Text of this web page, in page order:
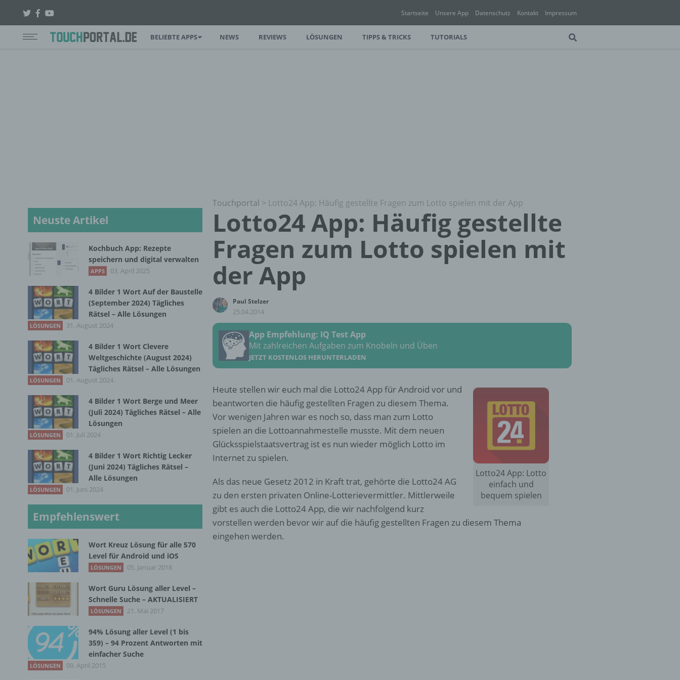
Startseite Unsere App Datenschutz Kontakt Impressum
BELIEBTE APPS NEWS REVIEWS LÖSUNGEN TIPPS & TRICKS TUTORIALS
Touchportal > Lotto24 App: Häufig gestellte Fragen zum Lotto spielen mit der App
Lotto24 App: Häufig gestellte
Fragen zum Lotto spielen mit
der App
Paul Stelzer
25.04.2014
App Empfehlung: IQ Test App
Mit zahlreichen Aufgaben zum Knobeln und Üben
JETZT KOSTENLOS HERUNTERLADEN
Lotto24 App: Lotto
einfach und
bequem spielen
Heute stellen wir euch mal die Lotto24 App für Android vor und
beantworten die häufig gestellten Fragen zu diesem Thema.
Vor wenigen Jahren war es noch so, dass man zum Lotto
spielen an die Lottoannahmestelle musste. Mit dem neuen
Glücksspielstaatsvertrag ist es nun wieder möglich Lotto im
Internet zu spielen.
Als das neue Gesetz 2012 in Kraft trat, gehörte die Lotto24 AG
zu den ersten privaten Online-Lotterievermittler. Mittlerweile
gibt es auch die Lotto24 App, die wir nachfolgend kurz
vorstellen werden bevor wir auf die häufig gestellten Fragen zu diesem Thema
eingehen werden.
Neuste Artikel
Kochbuch App: Rezepte
speichern und digital verwalten
APPS 03. April 2025
4 Bilder 1 Wort Auf der Baustelle
(September 2024) Tägliches
Rätsel – Alle Lösungen
LÖSUNGEN 31. August 2024
4 Bilder 1 Wort Clevere
Weltgeschichte (August 2024)
Tägliches Rätsel – Alle Lösungen
LÖSUNGEN 01. August 2024
4 Bilder 1 Wort Berge und Meer
(Juli 2024) Tägliches Rätsel – Alle
Lösungen
LÖSUNGEN 01. Juli 2024
4 Bilder 1 Wort Richtig Lecker
(Juni 2024) Tägliches Rätsel –
Alle Lösungen
LÖSUNGEN 01. Juni 2024
Empfehlenswert
Wort Kreuz Lösung für alle 570
Level für Android und iOS
LÖSUNGEN 05. Januar 2018
Wort Guru Lösung aller Level –
Schnelle Suche – AKTUALISIERT
LÖSUNGEN 21. Mai 2017
94% Lösung aller Level (1 bis
359) – 94 Prozent Antworten mit
einfacher Suche
LÖSUNGEN 09. April 2015